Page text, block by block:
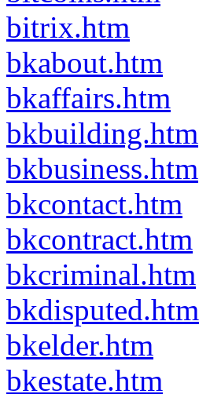
bitrix.htm
bkabout.htm
bkaffairs.htm
bkbuilding.htm
bkbusiness.htm
bkcontact.htm
bkcontract.htm
bkcriminal.htm
bkdisputed.htm
bkelder.htm
bkestate.htm